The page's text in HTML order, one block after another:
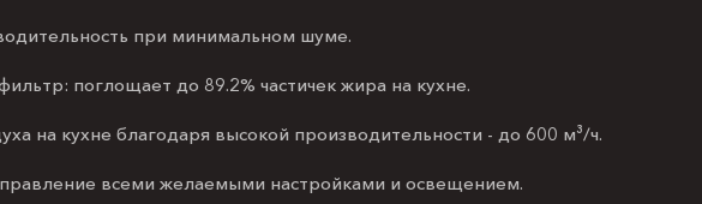
при минимальном шуме.
поглощает до 89.2% частичек жира на кухне.
на кухне благодаря высокой производительности - до 600 м³/ч.
всеми желаемыми настройками и освещением.